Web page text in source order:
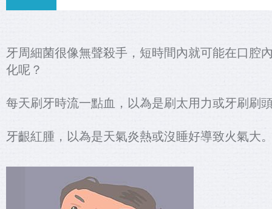
牙周細菌很像無聲殺手，短時間內就可能在口
化呢？
每天刷牙時流一點血，以為是刷太用力或牙刷刷
牙齦紅腫，以為是天氣炎熱或沒睡好導致火氣大